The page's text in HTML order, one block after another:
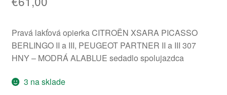
Pravá lakťová opierka CITROËN XSARA PICASSO
BERLINGO II a III, PEUGEOT PARTNER II a III 307
HNY – MODRÁ ALABLUE sedadlo spolujazdca
3 na sklade